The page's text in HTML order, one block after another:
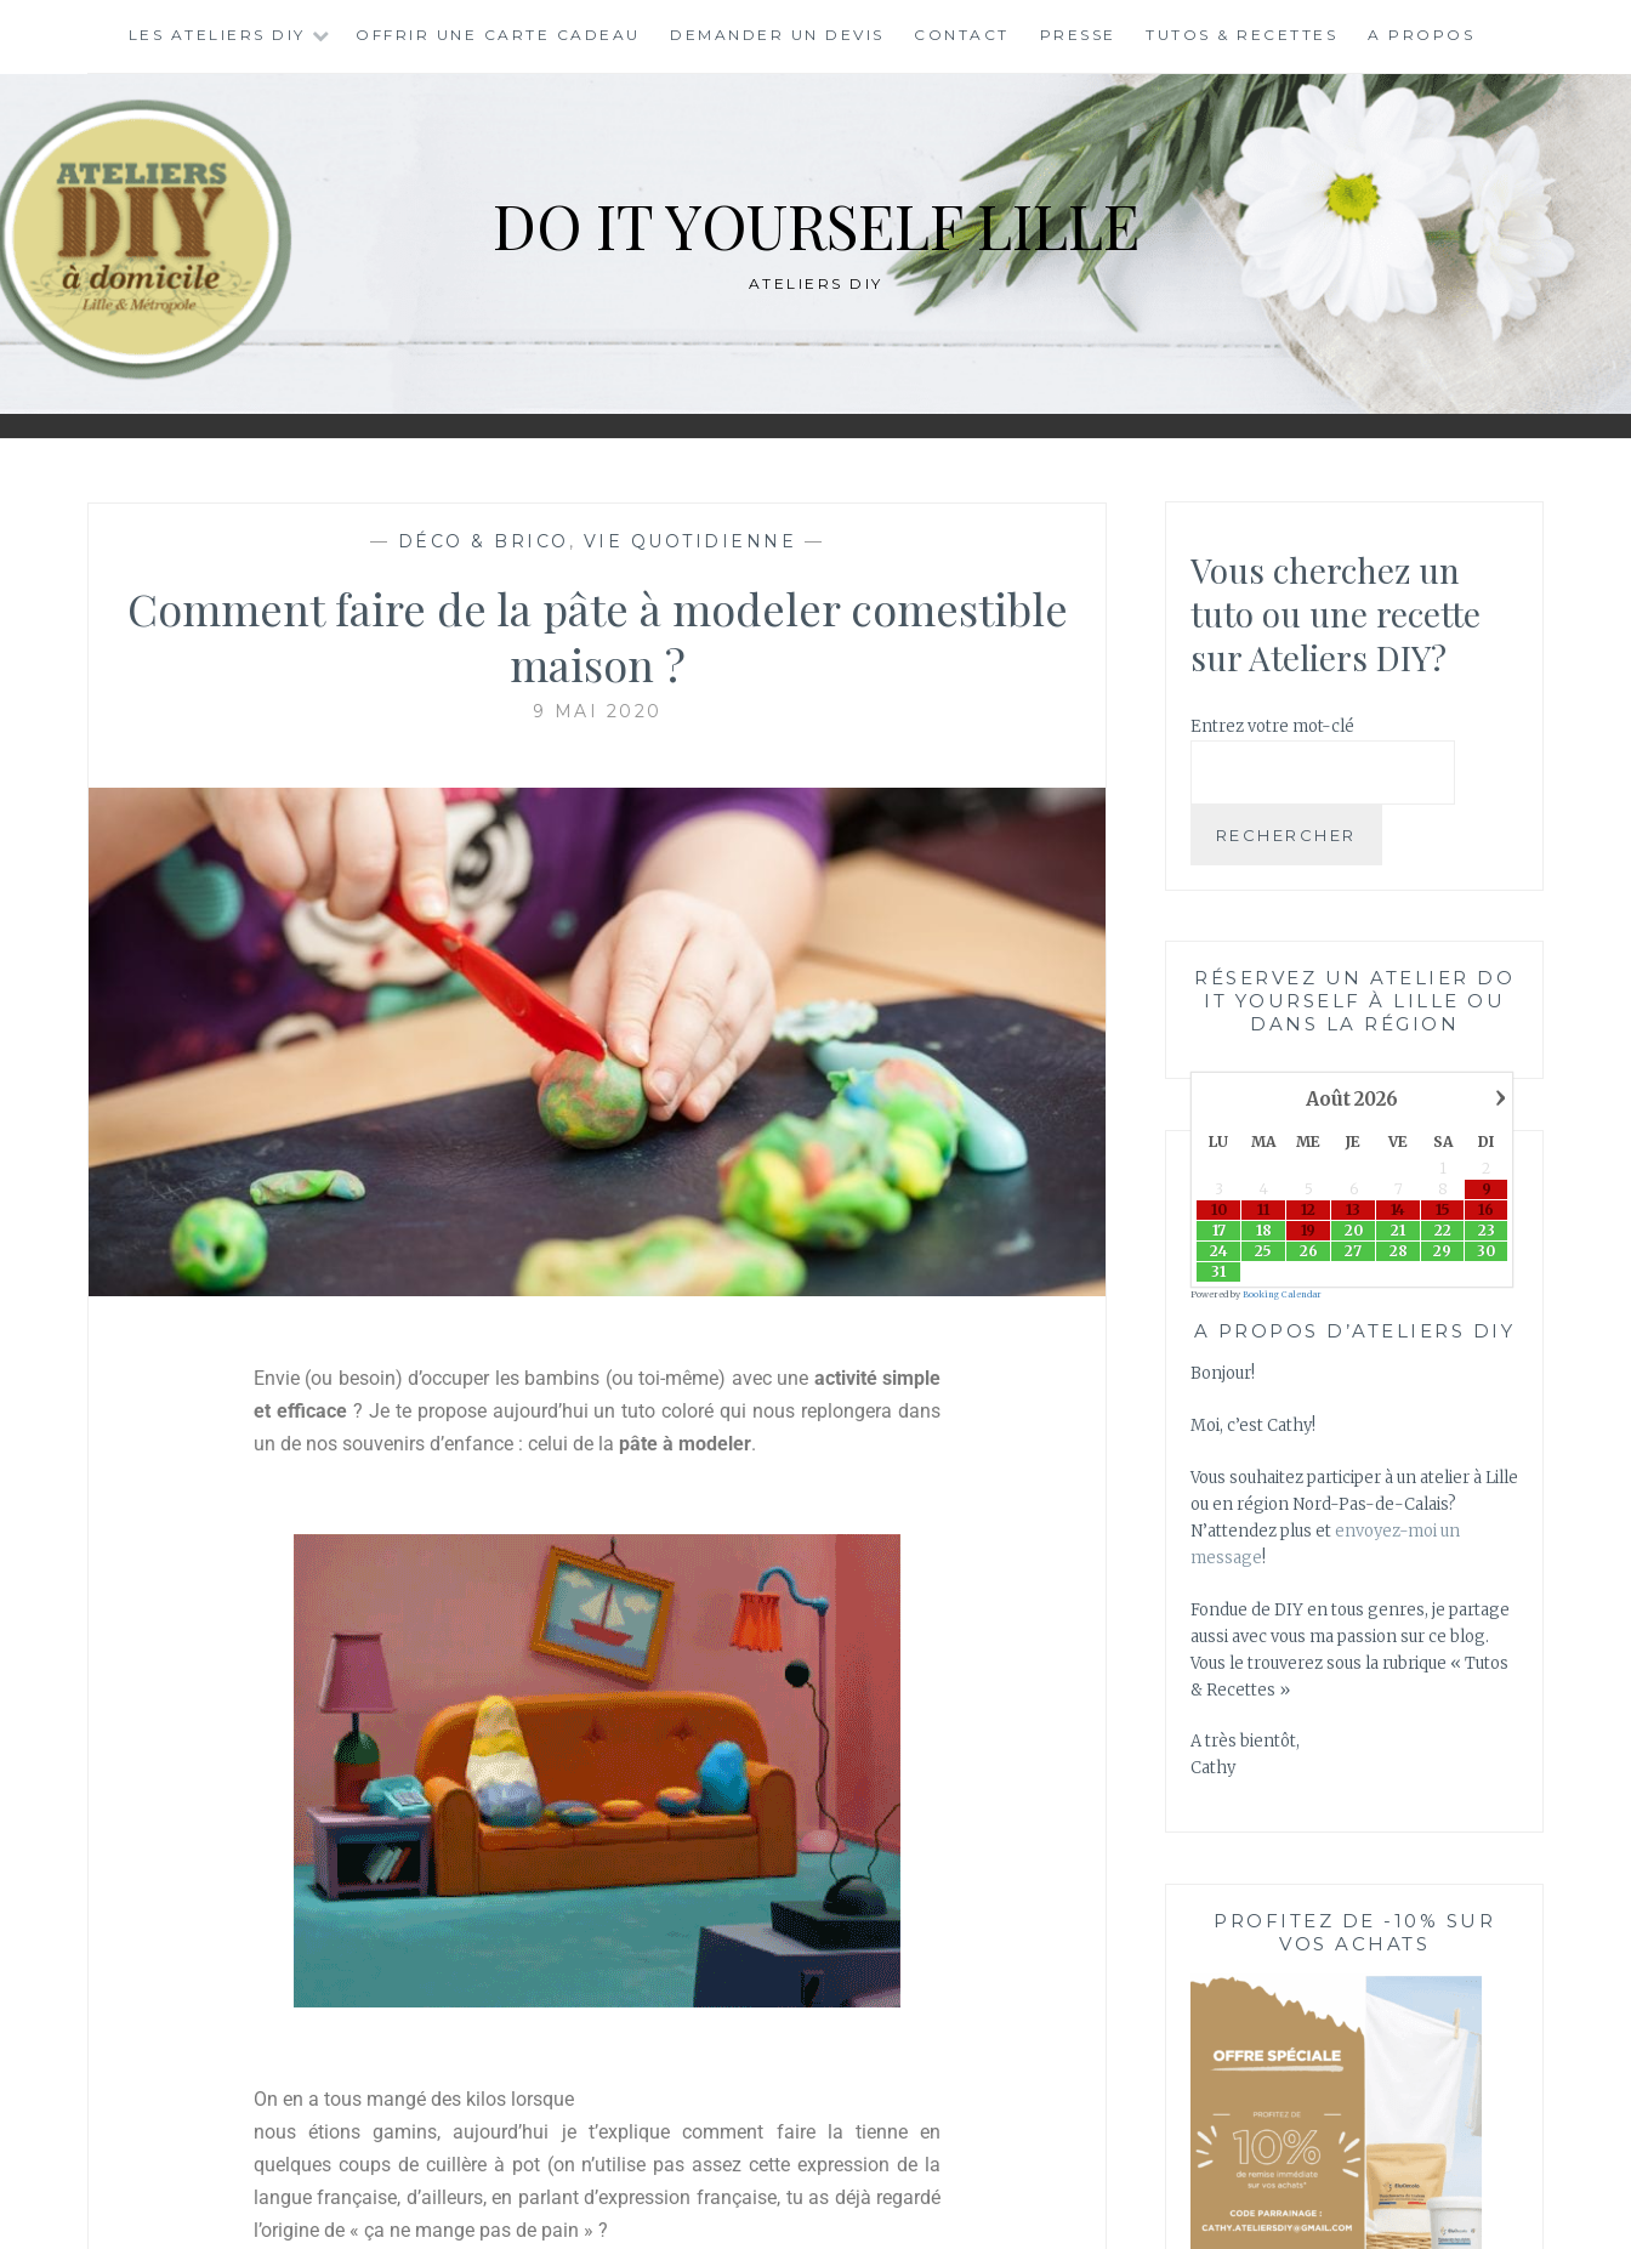
LES ATELIERS DIY OFFRIR UNE CARTE CADEAU DEMANDER UN DEVIS CONTACT PRESSE TUTOS & RECETTES A PROPOS
DO IT YOURSELF LILLE
ATELIERS DIY
— DÉCO & BRICO , VIE QUOTIDIENNE —
Comment faire de la pâte à modeler comestible
maison ?
9 MAI 2020
Envie (ou besoin) d’occuper les bambins (ou toi-même) avec une activité simple
et efficace? Je te propose aujourd’hui un tuto coloré qui nous replongera dans
un de nos souvenirs d’enfance : celui de la pâte à modeler.
On en a tous mangé des kilos lorsque
nous étions gamins, aujourd’hui je t’explique comment faire la tienne en
quelques coups de cuillère à pot (on n’utilise pas assez cette expression de la
langue française, d’ailleurs, en parlant d’expression française, tu as déjà regardé
l’origine de « ça ne mange pas de pain » ?
Vous cherchez un
tuto ou une recette
sur Ateliers DIY?
Entrez votre mot-clé
RECHERCHER
RÉSERVEZ UN ATELIER DO
IT YOURSELF À LILLE OU
DANS LA RÉGION
›
Août2026
LU MA ME JE VE SA
DI
1
2
3
4 5 6 7 8
9
10
11 12 13 14 15
16
17
18 19 20 21 22
23
24
25 26 27 28 29
30
31
Powered by Booking Calendar
A PROPOS D’ATELIERS DIY
Bonjour!
Moi, c’est Cathy!
Vous souhaitez participer à un atelier à Lille
ou en région Nord-Pas-de-Calais?
N’attendez plus et envoyez-moi un
message!
Fondue de DIY en tous genres, je partage
aussi avec vous ma passion sur ce blog.
Vous le trouverez sous la rubrique « Tutos
& Recettes »
A très bientôt,
Cathy
PROFITEZ DE -10% SUR
VOS ACHATS